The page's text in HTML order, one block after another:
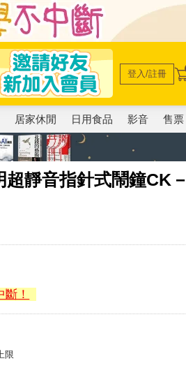
登入/註冊
居家休閒 日用食品 影音 售票
靜音指針式鬧鐘CK
！
限